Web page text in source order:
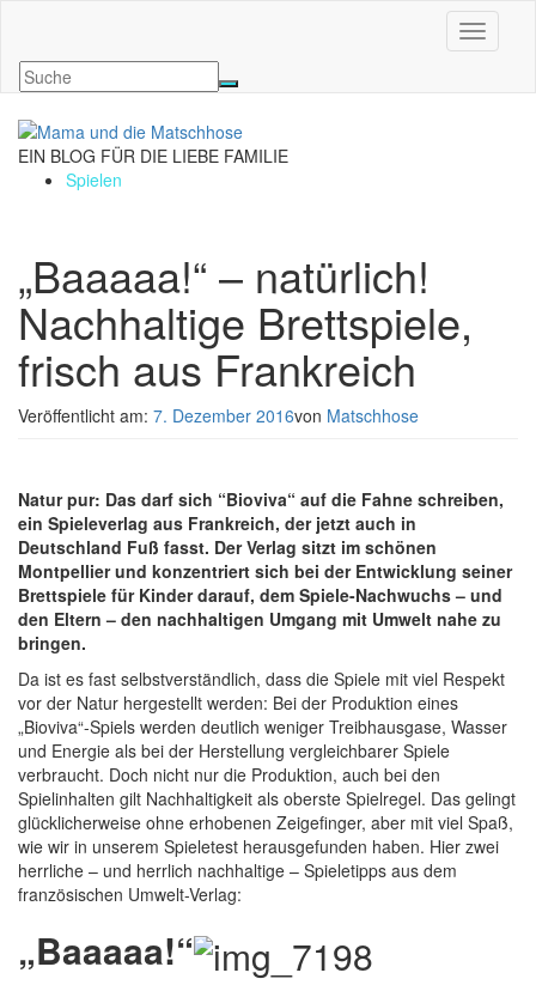
EIN BLOG FÜR DIE LIEBE FAMILIE
Spielen
„Baaaaa!“ – natürlich!
Nachhaltige Brettspiele,
frisch aus Frankreich
Veröffentlicht am: 7. Dezember 2016von Matschhose
Natur pur: Das darf sich “Bioviva“ auf die Fahne schreiben,
ein Spieleverlag aus Frankreich, der jetzt auch in
Deutschland Fuß fasst. Der Verlag sitzt im schönen
Montpellier und konzentriert sich bei der Entwicklung seiner
Brettspiele für Kinder darauf, dem Spiele-Nachwuchs – und
den Eltern – den nachhaltigen Umgang mit Umwelt nahe zu
bringen.
Da ist es fast selbstverständlich, dass die Spiele mit viel Respekt
vor der Natur hergestellt werden: Bei der Produktion eines
„Bioviva“-Spiels werden deutlich weniger Treibhausgase, Wasser
und Energie als bei der Herstellung vergleichbarer Spiele
verbraucht. Doch nicht nur die Produktion, auch bei den
Spielinhalten gilt Nachhaltigkeit als oberste Spielregel. Das gelingt
glücklicherweise ohne erhobenen Zeigefinger, aber mit viel Spaß,
wie wir in unserem Spieletest herausgefunden haben. Hier zwei
herrliche – und herrlich nachhaltige – Spieletipps aus dem
französischen Umwelt-Verlag:
„Baaaaa!“